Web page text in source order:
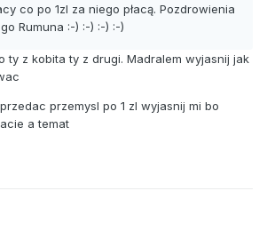
co po 1zl za niego płacą. Pozdrowienia
Rumuna :-) :-) :-) :-)
ty z kobita ty z drugi. Madralem wyjasnij jak
przemysl po 1 zl wyjasnij mi bo
a temat